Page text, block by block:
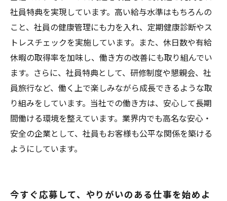
社員特典を実現しています。高い給与水準はもちろんの
こと、社員の健康管理にも力を入れ、定期健康診断やス
トレスチェックを実施しています。また、休日数や有給
休暇の取得率を加味し、働き方の改善にも取り組んでい
ます。さらに、社員特典として、研修制度や懇親会、社
員旅行など、働く上で楽しみながら成長できるような取
り組みをしています。当社での働き方は、安心して長期
間働ける環境を整えています。業界内でも高名な安心・
安全の企業として、社員もお客様も公平な関係を築ける
ようにしています。
今すぐ応募して、やりがいのある仕事を始めよ